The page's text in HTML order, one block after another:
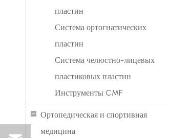
пластин
Система ортогнатических
пластин
Система челюстно-лицевых
пластиковых пластин
Инструменты CMF
Ортопедическая и спортивная
медицина